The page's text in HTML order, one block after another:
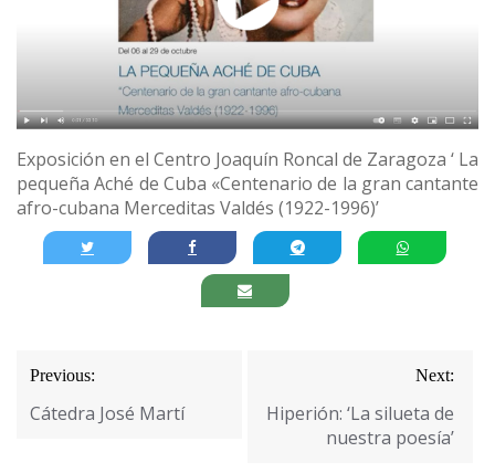
Exposición en el Centro Joaquín Roncal de Zaragoza ‘ La
pequeña Aché de Cuba «Centenario de la gran cantante
afro-cubana Merceditas Valdés (1922-1996)’
Navegación
de
Previous:
Cátedra José Martí
Next:
Hiperión: ‘La silueta de
nuestra poesía’